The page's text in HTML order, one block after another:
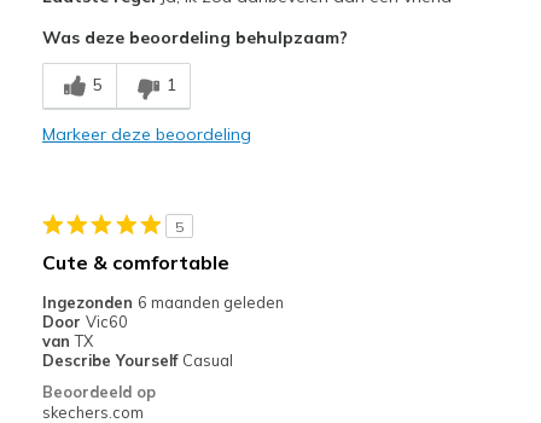
Durable
Beste toepassingen
Work wear
Sizing
Feels true to size
View On Shoes
Shoes are for Wearing
Was deze beoordeling behulpzaam?
5 1
Markeer deze beoordeling
5
Cute & comfortable
Ingezonden 6 maanden geleden
Door Vic60
van TX
Describe Yourself Casual
Beoordeeld op
skechers.com